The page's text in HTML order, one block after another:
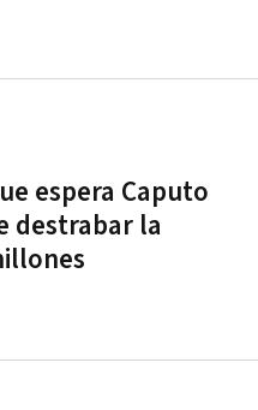
espera Caputo
destrabar la